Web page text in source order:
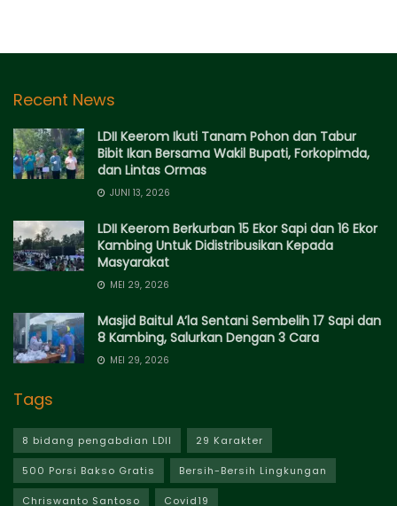
Recent News
LDII Keerom Ikuti Tanam Pohon dan Tabur
Bibit Ikan Bersama Wakil Bupati, Forkopimda,
dan Lintas Ormas
JUNI 13, 2026
LDII Keerom Berkurban 15 Ekor Sapi dan 16 Ekor
Kambing Untuk Didistribusikan Kepada
Masyarakat
MEI 29, 2026
Masjid Baitul A’la Sentani Sembelih 17 Sapi dan
8 Kambing, Salurkan Dengan 3 Cara
MEI 29, 2026
Tags
8 bidang pengabdian LDII 29 Karakter
500 Porsi Bakso Gratis Bersih-Bersih Lingkungan
Chriswanto Santoso Covid19